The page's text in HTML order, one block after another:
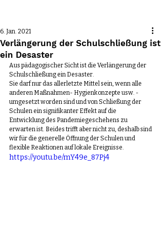
Verlängerung der Schulschließung ist
ein Desaster
6. Jan. 2021
Aus pädagogischer Sicht ist die Verlängerung der
Schulschließung ein Desaster.
Sie darf nur das allerletzte Mittel sein, wenn alle
anderen Maßnahmen- Hygienkonzepte usw. -
umgesetzt worden sind und von Schließung der
Schulen ein signifikanter Effekt auf die
Entwicklung des Pandemiegeschehens zu
erwarten ist. Beides trifft aber nicht zu, deshalb sind
wir für die generelle Öffnung der Schulen und
flexible Reaktionen auf lokale Ereignisse.
https://youtu.be/mY49e_87Pj4